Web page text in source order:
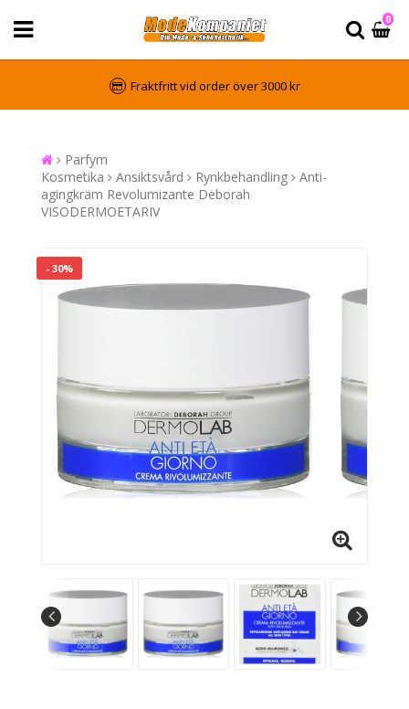
0
Fraktfritt vid order över 3000 kr
Parfym
Kosmetika
Ansiktsvård Rynkbehandling
Anti-
agingkräm Revolumizante Deborah
VISODERMOETARIV
- 30%